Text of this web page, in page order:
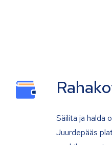
Säilita ja halda
Juurdepääs